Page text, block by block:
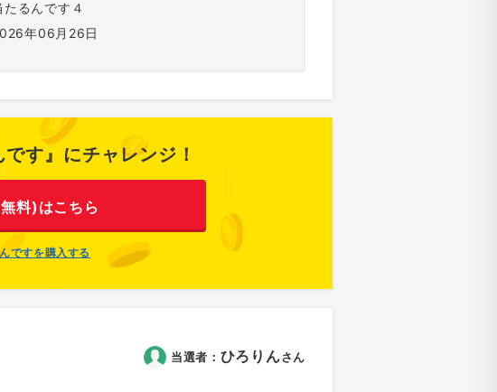
たるんです４
年06月26日
す』にチャレンジ！
料)はこちら
ですを購入する
当選者： ひろりんさん